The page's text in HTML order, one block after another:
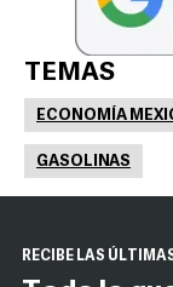
TEMAS
ECONOMÍA
GASOLINAS
RECIBE LAS